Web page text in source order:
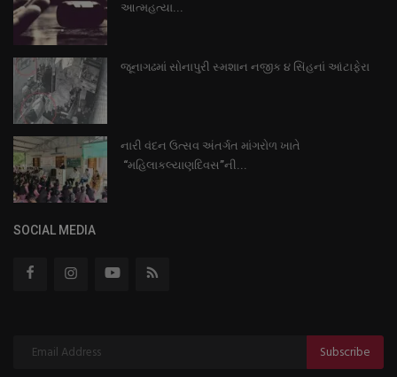
આત્મહત્યા...
જૂનાગઢમાં સોનાપુરી સ્મશાન નજીક ૪ સિંહનાં આંટાફેરા
નારી વંદન ઉત્સવ અંતર્ગત માંગરોળ ખાતે
“મહિલાકલ્યાણદિવસ”ની...
SOCIAL MEDIA
Subscribe